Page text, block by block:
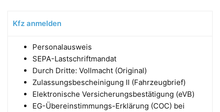
Kfz anmelden
Personalausweis
SEPA-Lastschriftmandat
Durch Dritte: Vollmacht (Original)
Zulassungsbescheinigung II (Fahrzeugbrief)
Elektronische Versicherungsbestätigung (eVB)
EG-Übereinstimmungs-Erklärung (COC) bei